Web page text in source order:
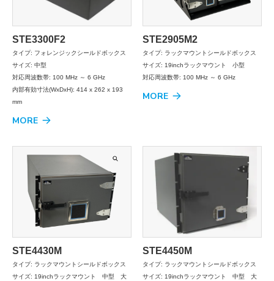
STE3300F2
タイプ: フォレンジックシールドボックス
サイズ: 中型
対応周波数帯: 100 MHz ～ 6 GHz
内部有効寸法(WxDxH): 414 x 262 x 193
mm
MORE
STE2905M2
タイプ: ラックマウントシールドボックス
サイズ: 19inchラックマウント 小型
対応周波数帯: 100 MHz ～ 6 GHz
MORE
STE4430M
タイプ: ラックマウントシールドボックス
サイズ: 19inchラックマウント 中型 大
STE4450M
タイプ: ラックマウントシールドボックス
サイズ: 19inchラックマウント 中型 大